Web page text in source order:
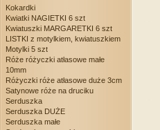
Kokardki
Kwiatki NAGIETKI 6 szt
Kwiatuszki MARGARETKI 6 szt
LISTKI z motylkiem, kwiatuszkiem
Motylki 5 szt
Róże różyczki atłasowe małe
10mm
Różyczki róże atłasowe duże 3cm
Satynowe róże na druciku
Serduszka
Serduszka DUŻE
Serduszka małe